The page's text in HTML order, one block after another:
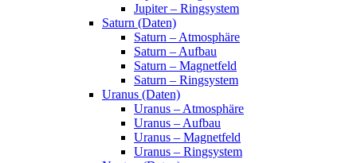
Jupiter – Ringsystem
Saturn (Daten)
Saturn – Atmosphäre
Saturn – Aufbau
Saturn – Magnetfeld
Saturn – Ringsystem
Uranus (Daten)
Uranus – Atmosphäre
Uranus – Aufbau
Uranus – Magnetfeld
Uranus – Ringsystem